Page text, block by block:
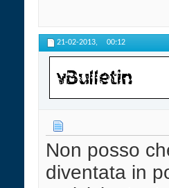
21-02-2013, 00:12
Non posso
diventata in